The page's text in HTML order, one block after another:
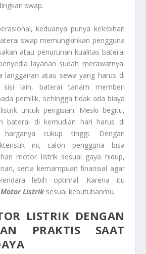
swap.
keduanya punya kelebihan
swap memungkinkan pengguna
atau penurunan kualitas baterai
layanan sudah merawatnya.
langganan atau sewa yang harus di
sisi lain, baterai tanam memberi
pemilik, sehingga tidak ada biaya
untuk pengisian. Meski begitu,
baterai di kemudian hari harus di
harganya cukup tinggi. Dengan
ini, calon pengguna bisa
motor listrik sesuai gaya hidup,
serta kemampuan finansial agar
lebih optimal. Karena itu
Listriksesuai kebutuhanmu.
LISTRIK DENGAN
PRAKTIS SAAT